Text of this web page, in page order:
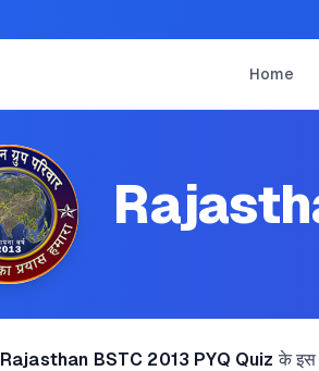
Home
Rajasthan BSTC 2013 PYQ Quiz के इस